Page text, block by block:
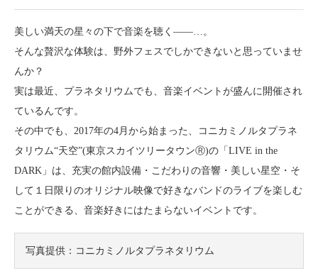
美しい満天の星々の下で音楽を聴く――…。
そんな贅沢な体験は、野外フェスでしかできないと思っていませ
んか？
実は最近、プラネタリウムでも、音楽イベントが盛んに開催され
ているんです。
その中でも、2017年の4月から始まった、コニカミノルタプラネ
タリウム“天空”(東京スカイツリータウンⓇ)の「LIVE in the
DARK」は、充実の館内設備・こだわりの音響・美しい星空・そ
して１日限りのオリジナル映像で好きなバンドのライブを楽しむ
ことができる、音楽好きにはたまらないイベントです。
写真提供：コニカミノルタプラネタリウム